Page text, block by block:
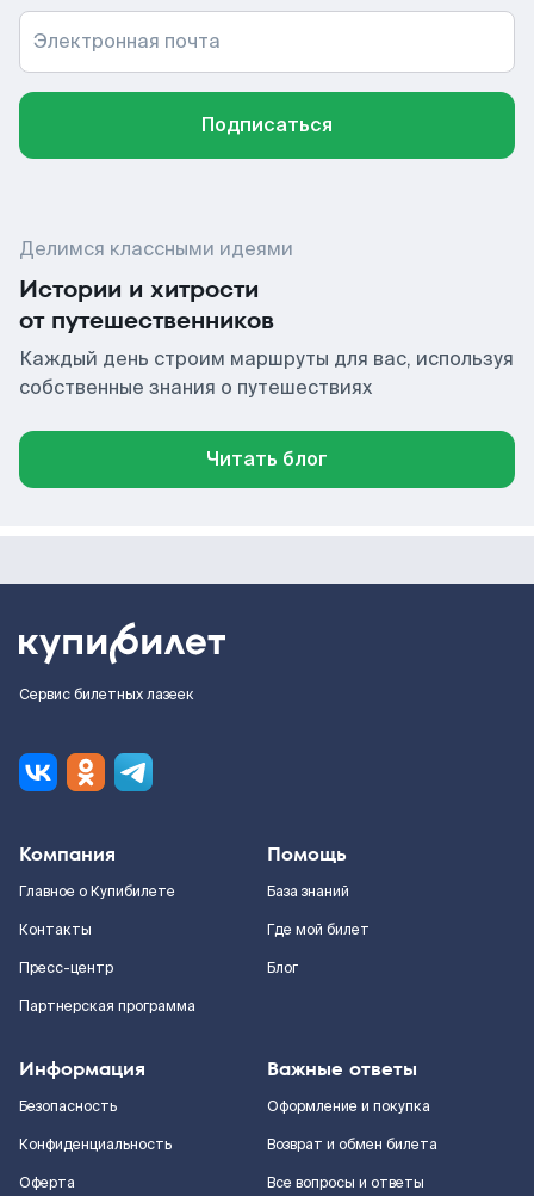
Электронная почта
Подписаться
Делимся классными идеями
Истории и хитрости
от путешественников
Каждый день строим маршруты для вас, используя
собственные знания о путешествиях
Читать блог
Сервис билетных лазеек
Компания
Главное о Купибилете
Контакты
Пресс-центр
Партнерская программа
Помощь
База знаний
Где мой билет
Блог
Информация
Безопасность
Конфиденциальность
Оферта
Важные ответы
Оформление и покупка
Возврат и обмен билета
Все вопросы и ответы